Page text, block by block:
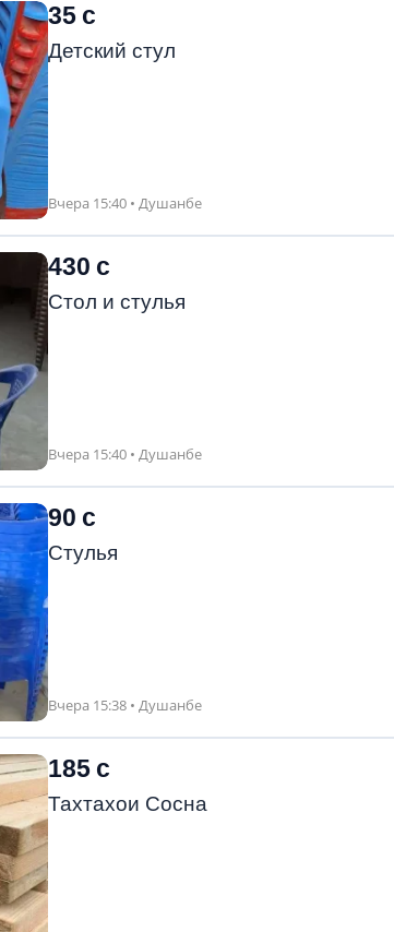
35 с
Детский стул
Вчера 15:40 • Душанбе
430 с
Стол и стулья
Вчера 15:40 • Душанбе
90 с
Стулья
Вчера 15:38 • Душанбе
185 с
Тахтахои Сосна